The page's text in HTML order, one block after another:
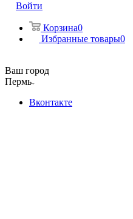
Войти
Корзина0
Избранные товары0
Ваш город
Пермь
Вконтакте